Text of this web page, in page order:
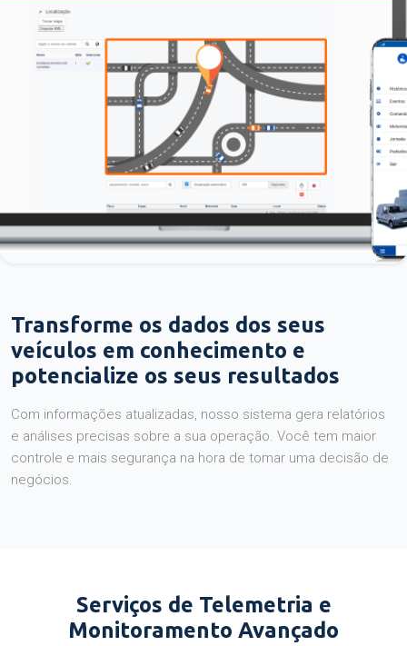
Transforme os dados dos seus
veículos em conhecimento e
potencialize os seus resultados
Com informações atualizadas, nosso sistema gera relatórios
e análises precisas sobre a sua operação. Você tem maior
controle e mais segurança na hora de tomar uma decisão de
negócios.
Serviços de Telemetria e
Monitoramento Avançado